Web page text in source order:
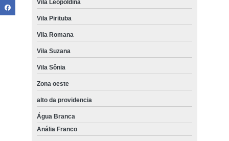
Vila Leopoldina
Vila Pirituba
Vila Romana
Vila Suzana
Vila Sônia
Zona oeste
alto da providencia
Água Branca
Anália Franco